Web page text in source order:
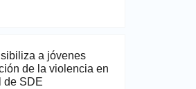
a jóvenes
de la violencia en
de SDE